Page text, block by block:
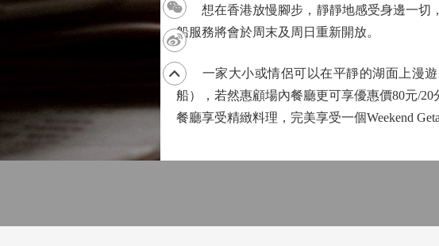
想在香港放慢腳步，靜靜地感受身邊一切，
船服務將會於周末及周日重新開放。
一家大小或情侶可以在平靜的湖面上漫遊
船），若然惠顧場內餐廳更可享優惠價80元/
餐廳享受精緻料理，完美享受一個Weekend